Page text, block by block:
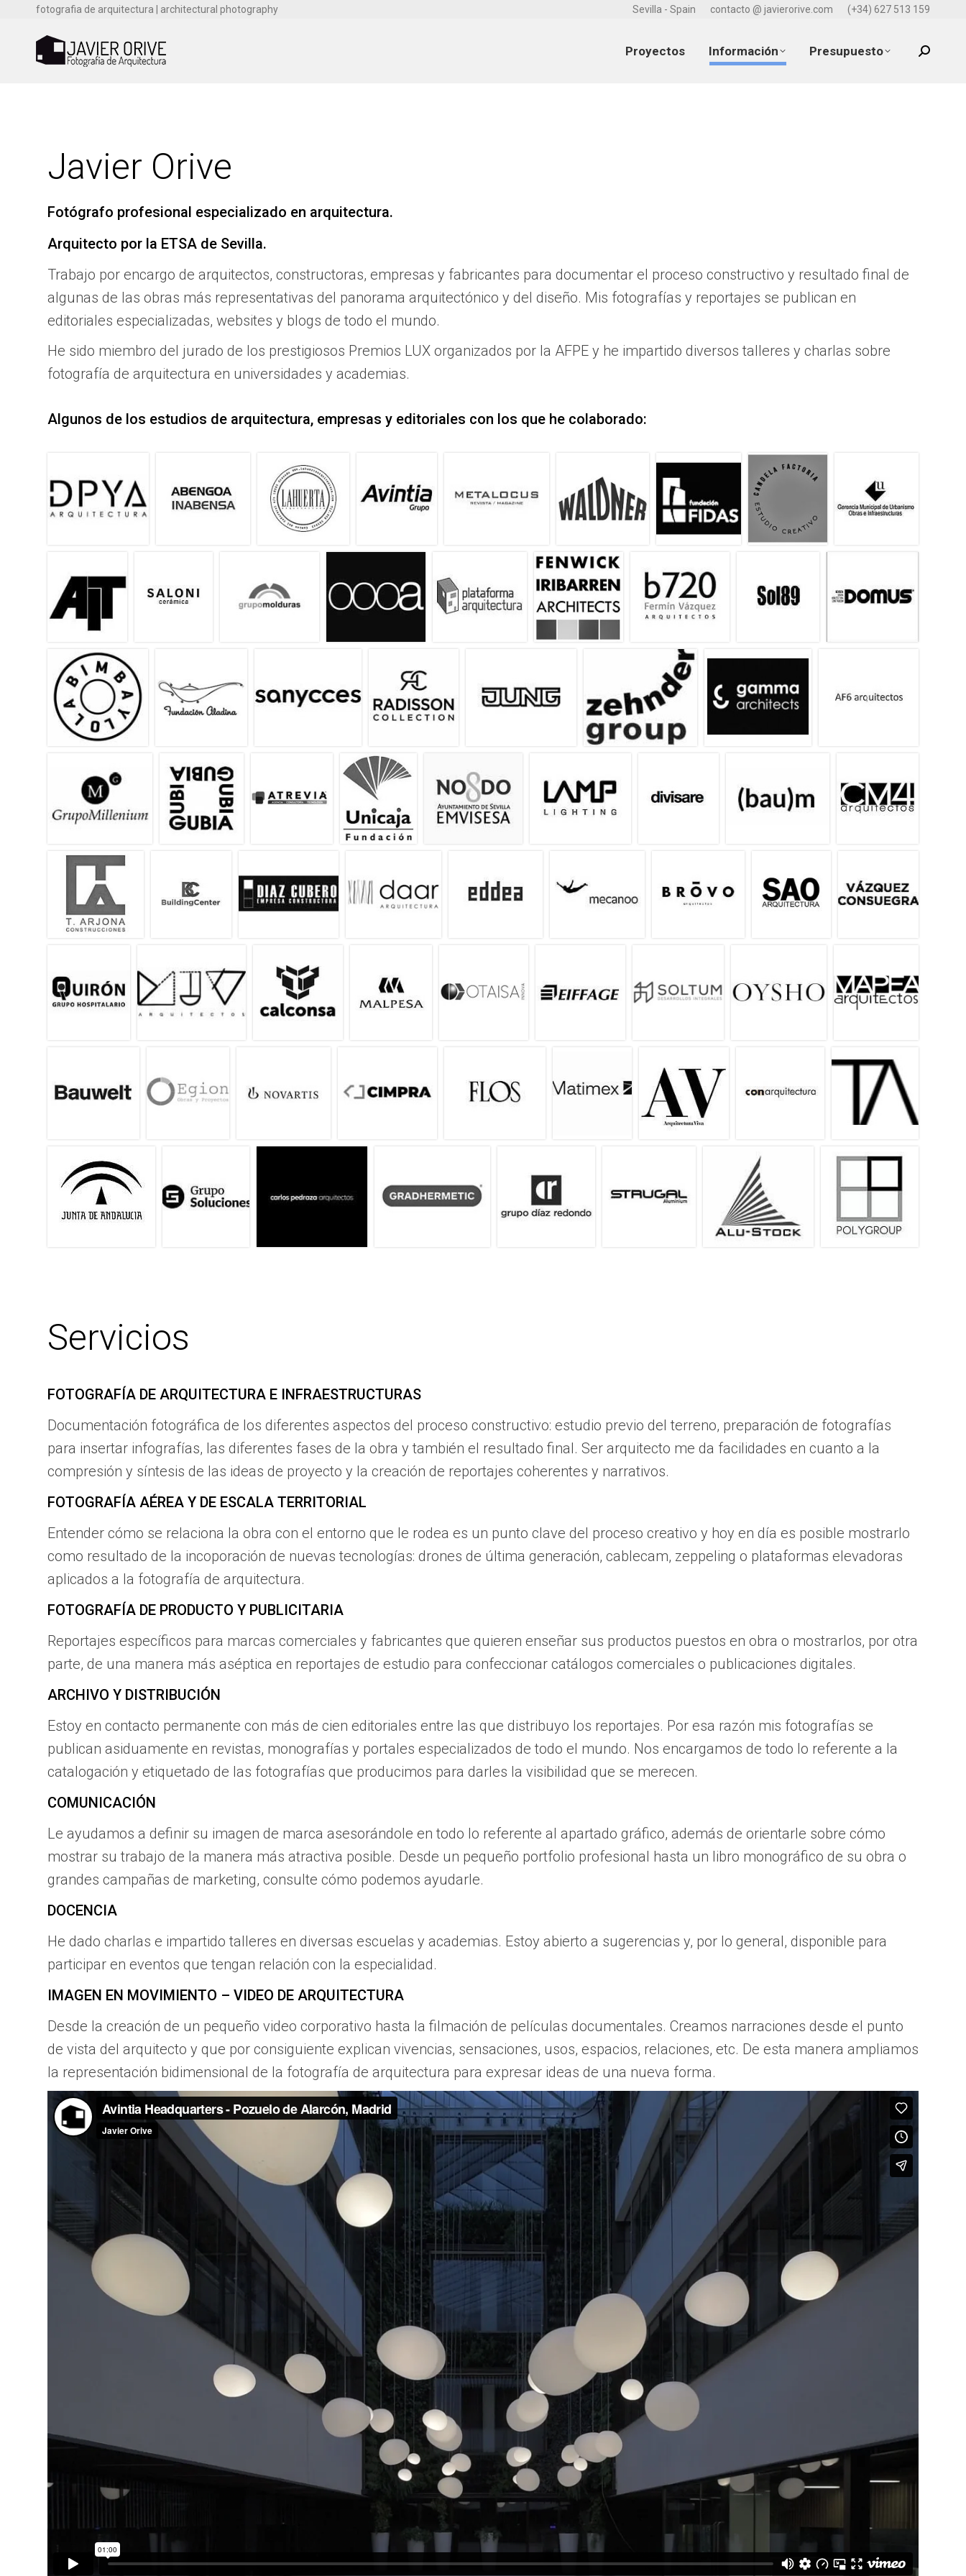
fotografia de arquitectura | architectural photography Sevilla - Spain contacto @ javierorive.com (+34) 627 513 159
Proyectos Información Presupuesto Search:
Javier Orive
Fotógrafo profesional especializado en arquitectura.
Arquitecto por la ETSA de Sevilla.
Trabajo por encargo de arquitectos, constructoras, empresas y fabricantes para documentar el proceso constructivo y resultado final de
algunas de las obras más representativas del panorama arquitectónico y del diseño. Mis fotografías y reportajes se publican en
editoriales especializadas, websites y blogs de todo el mundo.
He sido miembro del jurado de los prestigiosos Premios LUX organizados por la AFPE y he impartido diversos talleres y charlas sobre
fotografía de arquitectura en universidades y academias.
Algunos de los estudios de arquitectura, empresas y editoriales con los que he colaborado:
Servicios
FOTOGRAFÍA DE ARQUITECTURA E INFRAESTRUCTURAS
Documentación fotográfica de los diferentes aspectos del proceso constructivo: estudio previo del terreno, preparación de fotografías
para insertar infografías, las diferentes fases de la obra y también el resultado final. Ser arquitecto me da facilidades en cuanto a la
compresión y síntesis de las ideas de proyecto y la creación de reportajes coherentes y narrativos.
FOTOGRAFÍA AÉREA Y DE ESCALA TERRITORIAL
Entender cómo se relaciona la obra con el entorno que le rodea es un punto clave del proceso creativo y hoy en día es posible mostrarlo
como resultado de la incoporación de nuevas tecnologías: drones de última generación, cablecam, zeppeling o plataformas elevadoras
aplicados a la fotografía de arquitectura.
FOTOGRAFÍA DE PRODUCTO Y PUBLICITARIA
Reportajes específicos para marcas comerciales y fabricantes que quieren enseñar sus productos puestos en obra o mostrarlos, por otra
parte, de una manera más aséptica en reportajes de estudio para confeccionar catálogos comerciales o publicaciones digitales.
ARCHIVO Y DISTRIBUCIÓN
Estoy en contacto permanente con más de cien editoriales entre las que distribuyo los reportajes. Por esa razón mis fotografías se
publican asiduamente en revistas, monografías y portales especializados de todo el mundo. Nos encargamos de todo lo referente a la
catalogación y etiquetado de las fotografías que producimos para darles la visibilidad que se merecen.
COMUNICACIÓN
Le ayudamos a definir su imagen de marca asesorándole en todo lo referente al apartado gráfico, además de orientarle sobre cómo
mostrar su trabajo de la manera más atractiva posible. Desde un pequeño portfolio profesional hasta un libro monográfico de su obra o
grandes campañas de marketing, consulte cómo podemos ayudarle.
DOCENCIA
He dado charlas e impartido talleres en diversas escuelas y academias. Estoy abierto a sugerencias y, por lo general, disponible para
participar en eventos que tengan relación con la especialidad.
IMAGEN EN MOVIMIENTO – VIDEO DE ARQUITECTURA
Desde la creación de un pequeño video corporativo hasta la filmación de películas documentales. Creamos narraciones desde el punto
de vista del arquitecto y que por consiguiente explican vivencias, sensaciones, usos, espacios, relaciones, etc. De esta manera ampliamos
la representación bidimensional de la fotografía de arquitectura para expresar ideas de una nueva forma.